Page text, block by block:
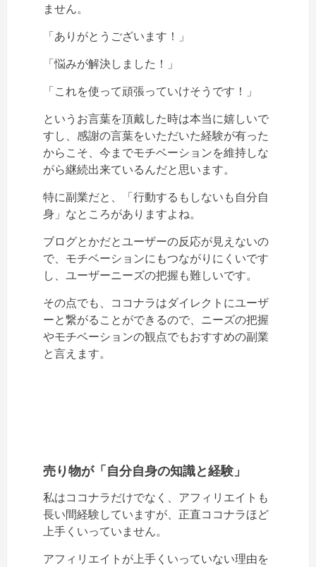
ません。
「ありがとうございます！」
「悩みが解決しました！」
「これを使って頑張っていけそうです！」
というお言葉を頂戴した時は本当に嬉しいで
すし、感謝の言葉をいただいた経験が有った
からこそ、今までモチベーションを維持しな
がら継続出来ているんだと思います。
特に副業だと、「行動するもしないも自分自
身」なところがありますよね。
ブログとかだとユーザーの反応が見えないの
で、モチベーションにもつながりにくいです
し、ユーザーニーズの把握も難しいです。
その点でも、ココナラはダイレクトにユーザ
ーと繋がることができるので、ニーズの把握
やモチベーションの観点でもおすすめの副業
と言えます。
売り物が「自分自身の知識と経験」
私はココナラだけでなく、アフィリエイトも
長い間経験していますが、正直ココナラほど
上手くいっていません。
アフィリエイトが上手くいっていない理由を